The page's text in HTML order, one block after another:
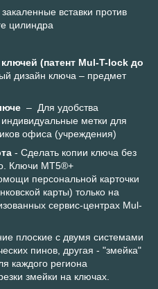
вставки против
цилиндра
(патент Mul-T-lock до
дизайн ключа – предмет
– Для удобства
метки для
офиса (учреждения)
- Сделать копии ключа без
Ключи МТ5®+
персональной карточки
карты) только на
сервис-центрах Mul-
плоские с двумя системами
пинов, другая - "змейка"
каждого региона
змейки на ключах.